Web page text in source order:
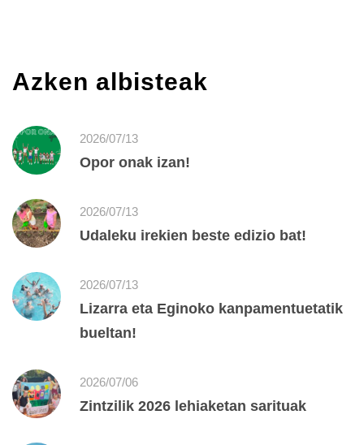
Azken albisteak
2026/07/13
Opor onak izan!
2026/07/13
Udaleku irekien beste edizio bat!
2026/07/13
Lizarra eta Eginoko kanpamentuetatik
bueltan!
2026/07/06
Zintzilik 2026 lehiaketan sarituak